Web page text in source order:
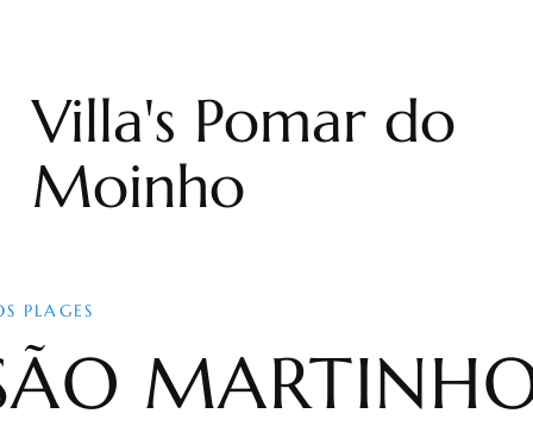
Villa's Pomar do
Moinho
PLAGES